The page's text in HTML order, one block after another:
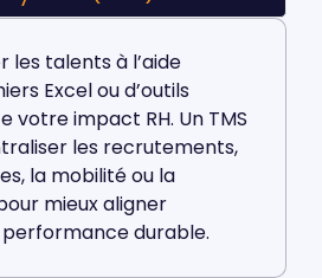
les talents à l’aide
Excel ou d’outils
votre impact RH. Un TMS
les recrutements,
la mobilité ou la
mieux aligner
durable.